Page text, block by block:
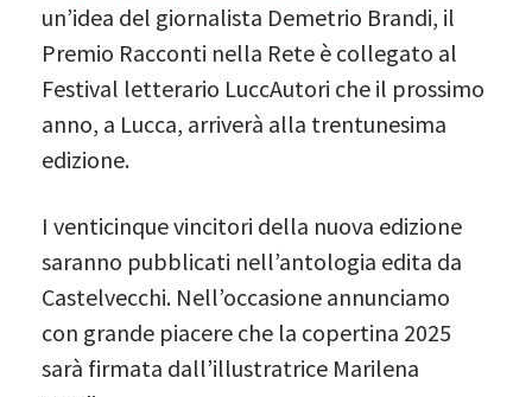
un’idea del giornalista Demetrio Brandi, il
Premio Racconti nella Rete è collegato al
Festival letterario LuccAutori che il prossimo
anno, a Lucca, arriverà alla trentunesima
edizione.
I venticinque vincitori della nuova edizione
saranno pubblicati nell’antologia edita da
Castelvecchi. Nell’occasione annunciamo
con grande piacere che la copertina 2025
sarà firmata dall’illustratrice Marilena